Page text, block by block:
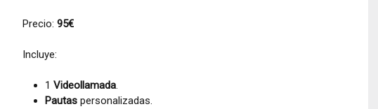
Precio: 95€
Incluye:
1 Videollamada.
Pautas personalizadas.